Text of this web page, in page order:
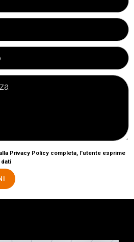
Privacy Policy completa, l'utente esprime